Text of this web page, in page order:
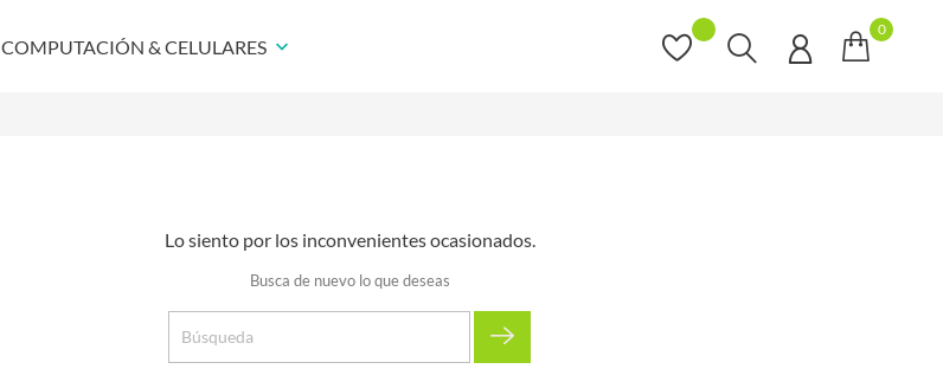
COMPUTACIÓN & CELULARES keyboard_arrow_down
0
Lo siento por los inconvenientes ocasionados.
Busca de nuevo lo que deseas